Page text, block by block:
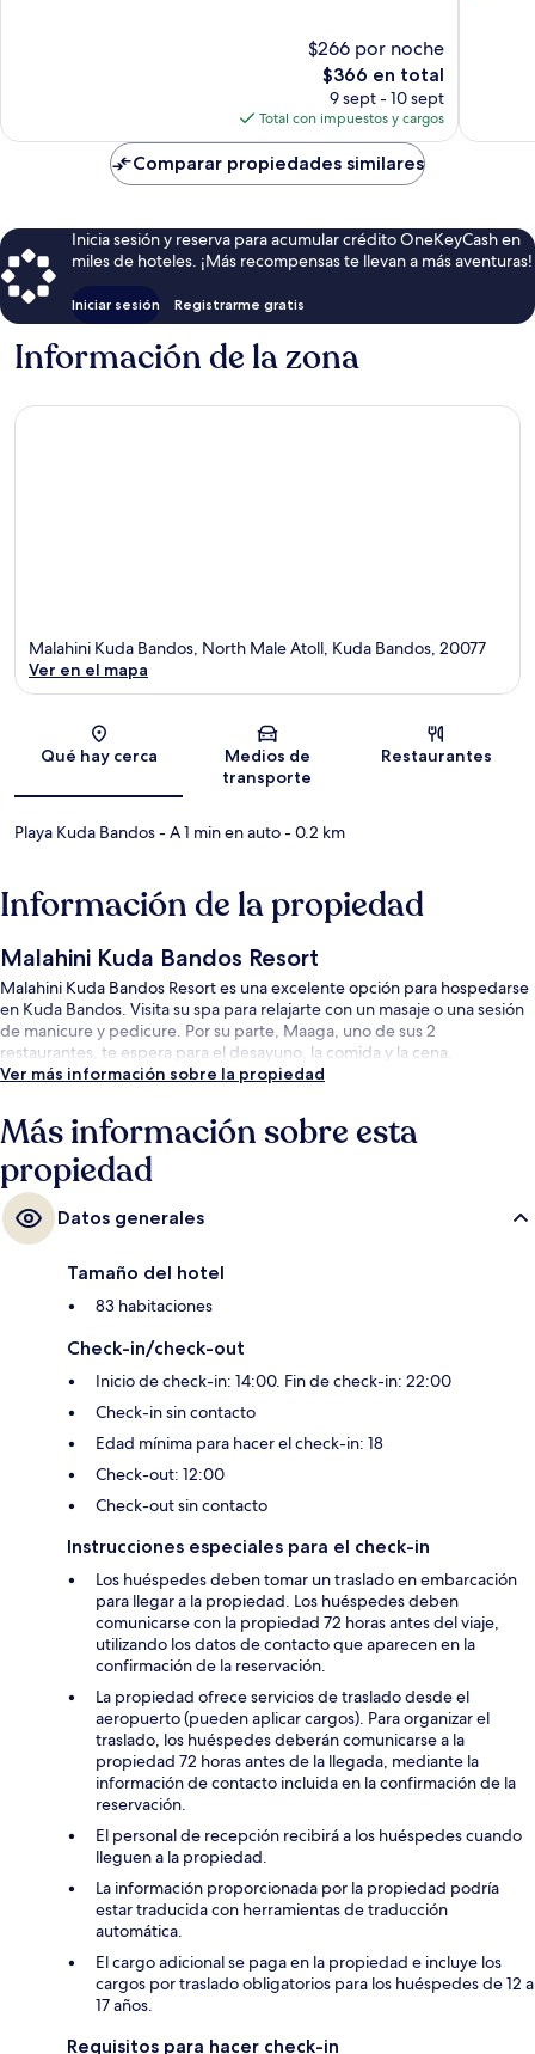
$266 por noche
El
precio
actual
es
de
$366
$366 en total
9 sept - 10 sept
Total con impuestos y cargos
Comparar propiedades similares
Inicia sesión y reserva para acumular crédito OneKeyCash en
miles de hoteles. ¡Más recompensas te llevan a más aventuras!
Iniciar sesión Registrarme gratis
Información de la zona
Sección del mapa
Malahini Kuda Bandos, North Male Atoll, Kuda Bandos, 20077
Ver en el mapa
Qué hay cerca
Medios de
transporte
Restaurantes
Playa Kuda Bandos- A 1 min en auto- 0.2 km
Información de la propiedad
Malahini Kuda Bandos Resort
Malahini Kuda Bandos Resort es una excelente opción para hospedarse
en Kuda Bandos. Visita su spa para relajarte con un masaje o una sesión
de manicure y pedicure. Por su parte, Maaga, uno de sus 2
restaurantes, te espera para el desayuno, la comida y la cena.
Ver más información sobre la propiedad
Más información sobre esta
propiedad
Datos generales
Tamaño del hotel
83 habitaciones
Check-in/check-out
Inicio de check-in: 14:00. Fin de check-in: 22:00
Check-in sin contacto
Edad mínima para hacer el check-in: 18
Check-out: 12:00
Check-out sin contacto
Instrucciones especiales para el check-in
Los huéspedes deben tomar un traslado en embarcación
para llegar a la propiedad. Los huéspedes deben
comunicarse con la propiedad 72 horas antes del viaje,
utilizando los datos de contacto que aparecen en la
confirmación de la reservación.
La propiedad ofrece servicios de traslado desde el
aeropuerto (pueden aplicar cargos). Para organizar el
traslado, los huéspedes deberán comunicarse a la
propiedad 72 horas antes de la llegada, mediante la
información de contacto incluida en la confirmación de la
reservación.
El personal de recepción recibirá a los huéspedes cuando
lleguen a la propiedad.
La información proporcionada por la propiedad podría
estar traducida con herramientas de traducción
automática.
El cargo adicional se paga en la propiedad e incluye los
cargos por traslado obligatorios para los huéspedes de 12 a
17 años.
Requisitos para hacer check-in